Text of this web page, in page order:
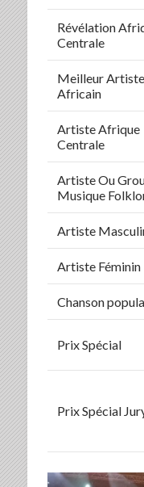
Révélation
Centrale
Meilleur Artiste
Africain
Artiste Afrique
Centrale
Artiste Ou
Musique
Artiste
Artiste Féminin
Chanson
Prix Spécial
Prix Spécial